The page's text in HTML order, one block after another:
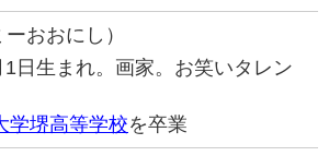
ーおおにし）
1日生まれ。画家。お笑いタレン
学堺高等学校を卒業